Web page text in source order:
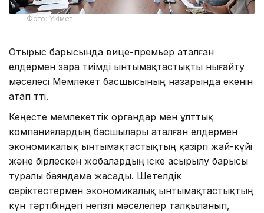
Фото: Үкімет
Отырыс барысында вице-премьер аталған
елдермен өзара тиімді ынтымақтастықты нығайту
мәселесі Мемлекет басшысының назарында екенін
атап өтті.
Кеңесте мемлекеттік органдар мен ұлттық
компаниялардың басшылары аталған елдермен
экономикалық ынтымақтастықтың қазіргі жай-күйі
және бірлескен жобалардың іске асырылу барысы
туралы баяндама жасады. Шетелдік
серіктестермен экономикалық ынтымақтастықтың
күн тәртібіндегі негізгі мәселелер талқыланып,